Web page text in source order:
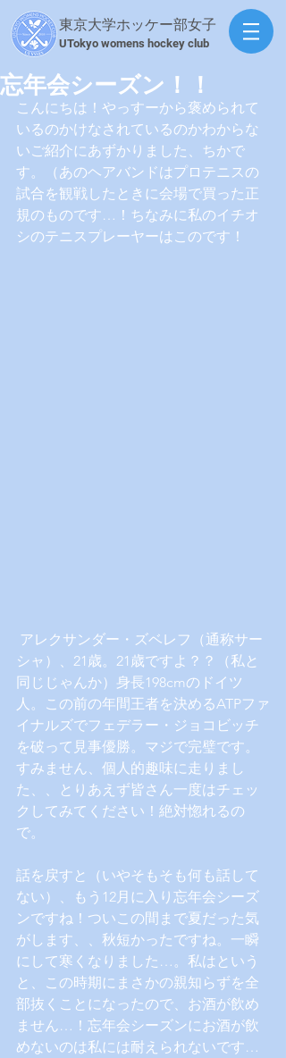
東京大学ホッケー部女子
​UTokyo womens hockey club
忘年会シーズン！！
こんにちは！やっすーから褒められて
いるのかけなされているのかわからな
いご紹介にあずかりました、ちかで
す。（あのヘアバンドはプロテニスの
試合を観戦したときに会場で買った正
規のものです…！ちなみに私のイチオ
シのテニスプレーヤーはこのです！
シャ）、21歳。21歳ですよ？？（私と
同じじゃんか）身長198cmのドイツ
人。この前の年間王者を決めるATPファ
イナルズでフェデラー・ジョコビッチ
を破って見事優勝。マジで完璧です。
すみません、個人的趣味に走りまし
た、、とりあえず皆さん一度はチェッ
クしてみてください！絶対惚れるの
で。
話を戻すと（いやそもそも何も話して
ない）、もう12月に入り忘年会シーズ
ンですね！ついこの間まで夏だった気
がします、、秋短かったですね。一瞬
にして寒くなりました…。私はという
と、この時期にまさかの親知らずを全
部抜くことになったので、お酒が飲め
ません…！忘年会シーズンにお酒が飲
めないのは私には耐えられないです…